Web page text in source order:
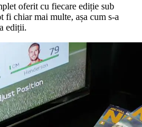
oferit cu fiecare ediție sub
fi chiar mai multe, așa cum s-a
ediții.